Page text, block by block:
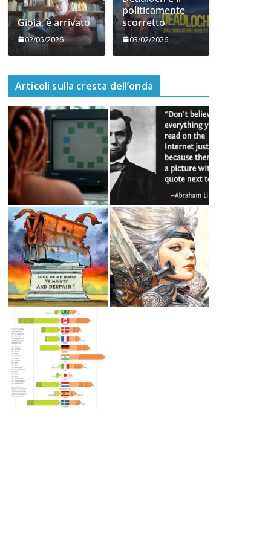
06/05/2026 05/05/2026
02/05/2026
Deadloch e il
03/02/2026
Articoli sulla cresta dell’onda